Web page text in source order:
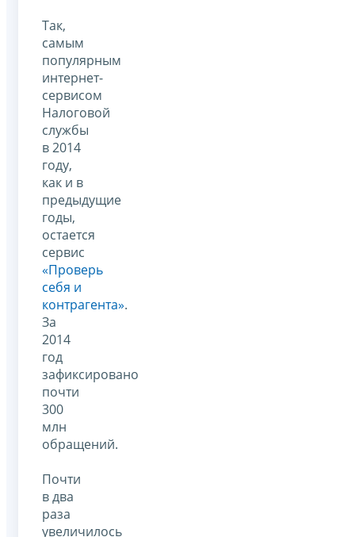
Так,
самым
популярным
интернет-
сервисом
Налоговой
службы
в 2014
году,
как и в
предыдущие
годы,
остается
сервис
«Проверь
себя и
контрагента».
За
2014
год
зафиксировано
почти
300
млн
обращений.
Почти
в два
раза
увеличилось